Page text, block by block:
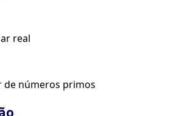
real
de números primos